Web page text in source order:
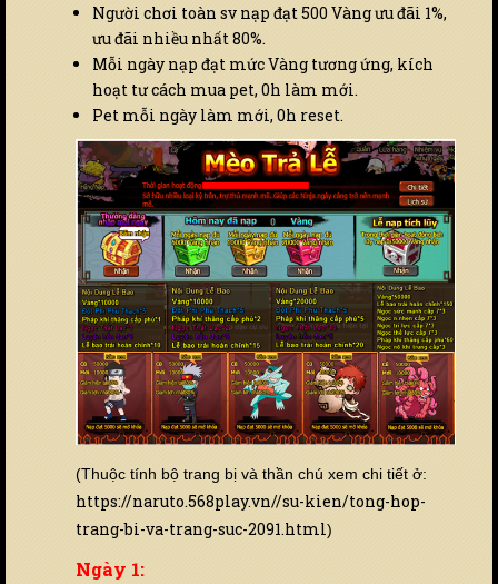
Người chơi toàn sv nạp đạt 500 Vàng ưu đãi 1%,
ưu đãi nhiều nhất 80%.
Mỗi ngày nạp đạt mức Vàng tương ứng, kích
hoạt tư cách mua pet, 0h làm mới.
Pet mỗi ngày làm mới, 0h reset.
(Thuộc tính bộ trang bị và thần chú xem chi tiết ở:
https://naruto.568play.vn//su-kien/tong-hop-
trang-bi-va-trang-suc-2091.html)
Ngày 1: